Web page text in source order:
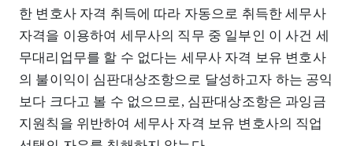
한 변호사 자격 취득에 따라 자동으로 취득한 세무사
자격을 이용하여 세무사의 직무 중 일부인 이 사건 세
무대리업무를 할 수 없다는 세무사 자격 보유 변호사
의 불이익이 심판대상조항으로 달성하고자 하는 공익
보다 크다고 볼 수 없으므로, 심판대상조항은 과잉금
지원칙을 위반하여 세무사 자격 보유 변호사의 직업